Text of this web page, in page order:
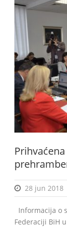
BiH
28 jun 2018
Informacija o
Federaciji BiH